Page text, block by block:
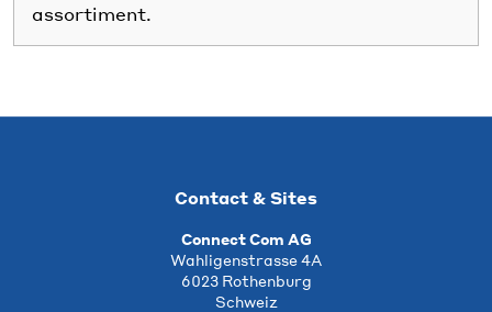
assortiment.
Contact & Sites
Connect Com AG
Wahligenstrasse 4A
6023 Rothenburg
Schweiz